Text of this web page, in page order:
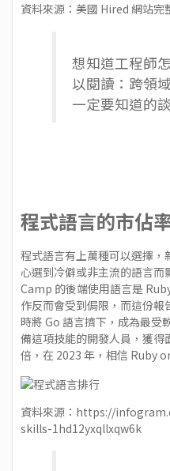
資料來源： 美國 Hired 網站
想知道工程師
以閱讀： 跨領
一定要知道的
程式語言的市佔
程式語言有上萬種可以選擇
心選到冷僻或非主流的語言而
Camp 的後端使用語言是
作反而會受到侷限，而這份
時將 Go 語言擠下，成為最受
備這項技能的開發人員，獲得
倍，在 2023 年，相信 Ruby
資料來源： https://
skills-1hd12yxqllxqw6k